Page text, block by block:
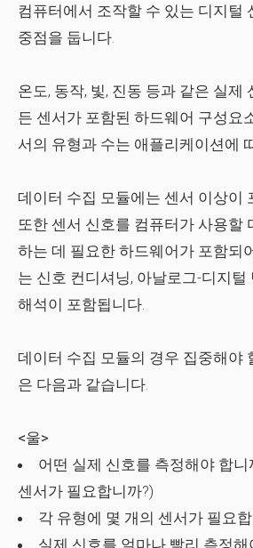
컴퓨터에서 조작할 수 있는 디지털
중점을 둡니다.
온도, 동작, 빛, 진동 등과 같은 실제
든 센서가 포함된 하드웨어 구성요
서의 유형과 수는 애플리케이션에
데이터 수집 모듈에는 센서 이상이
또한 센서 신호를 컴퓨터가 사용할
하는 데 필요한 하드웨어가 포함되
는 신호 컨디셔닝, 아날로그-디지털
해석이 포함됩니다.
데이터 수집 모듈의 경우 집중해야
은 다음과 같습니다.
<울>
어떤 실제 신호를 측정해야 합니
센서가 필요합니까?)
각 유형에 몇 개의 센서가 필요
실제 신호를 얼마나 빨리 측정해